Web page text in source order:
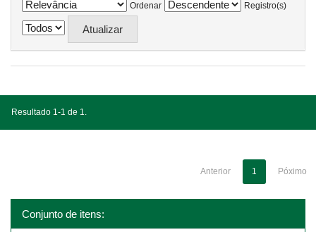
Ordenar
Registro(s)
Resultado 1-1 de 1.
Anterior 1 Póximo
Conjunto de itens: